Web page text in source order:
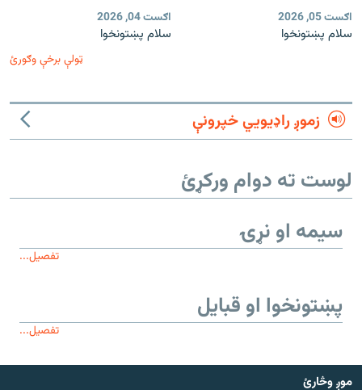
اګست 05, 2026
سلام پښتونخوا
اګست 04, 2026
سلام پښتونخوا
ټولې برخې وګورئ
زموږ راډیويي خپرونې
لوست ته دوام ورکړئ
سیمه او نړۍ
تفصیل...
پښتونخوا او قبایل
تفصیل...
موږ وڅارئ